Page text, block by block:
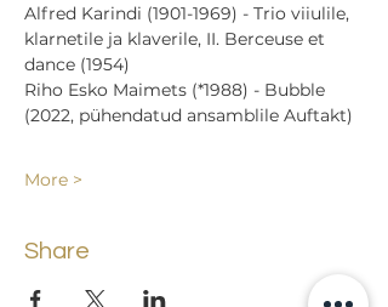
Alfred Karindi (1901-1969) - Trio viiulile,
klarnetile ja klaverile, II. Berceuse et
dance (1954)
Riho Esko Maimets (*1988) - Bubble
(2022, pühendatud ansamblile Auftakt)
More >
Share